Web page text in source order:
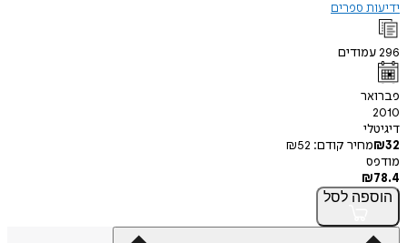
ידיעות ספרים
296עמודים
פברואר
2010
דיגיטלי
₪32 מחיר קודם: ₪52
מודפס
₪78.4
הוספה לסל